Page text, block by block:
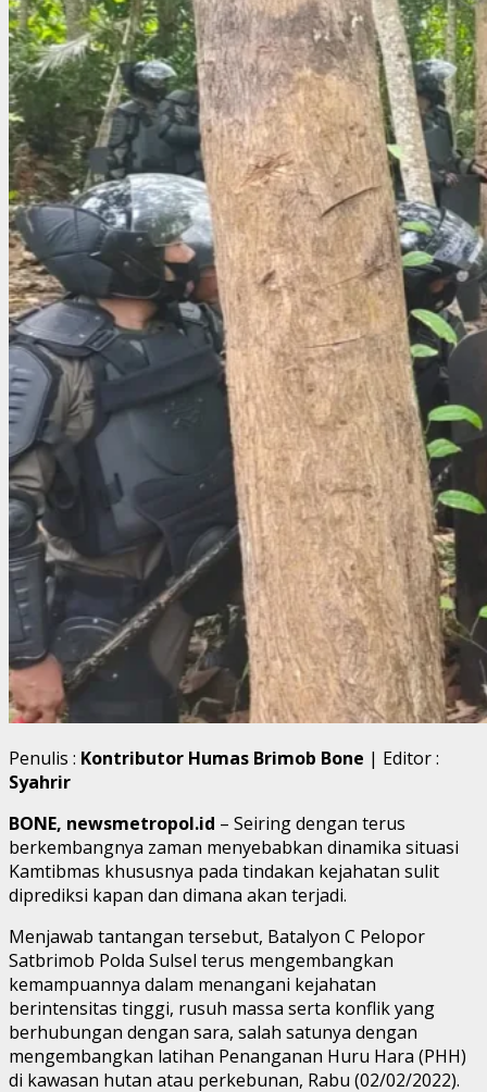
Penulis : Kontributor Humas Brimob Bone | Editor :
Syahrir
BONE, newsmetropol.id – Seiring dengan terus
berkembangnya zaman menyebabkan dinamika situasi
Kamtibmas khususnya pada tindakan kejahatan sulit
diprediksi kapan dan dimana akan terjadi.
Menjawab tantangan tersebut, Batalyon C Pelopor
Satbrimob Polda Sulsel terus mengembangkan
kemampuannya dalam menangani kejahatan
berintensitas tinggi, rusuh massa serta konflik yang
berhubungan dengan sara, salah satunya dengan
mengembangkan latihan Penanganan Huru Hara (PHH)
di kawasan hutan atau perkebunan, Rabu (02/02/2022).